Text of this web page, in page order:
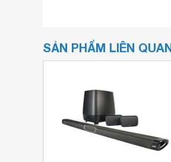
Công nghệ âm thanh
rộng và trải nghiệm âm
bao trùm xung quanh, lý
SẢN PHẨM LIÊN